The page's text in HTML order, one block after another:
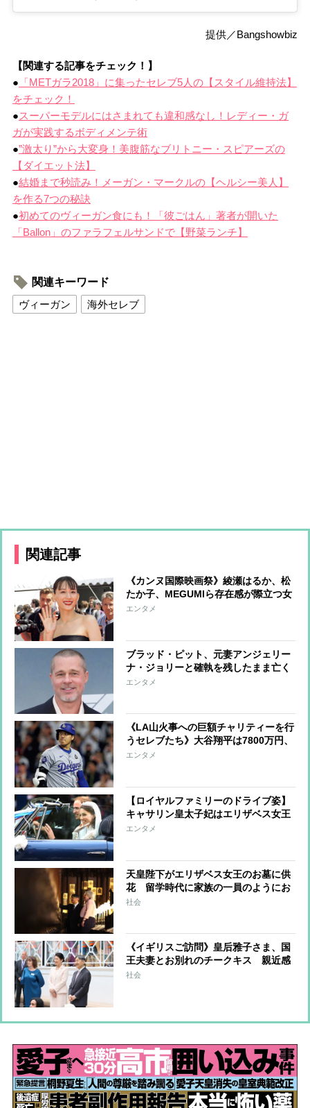
提供／Bangshowbiz
【関連する記事をチェック！】
● 「METガラ2018」に集ったセレブ5人の【スタイル維持法】
をチェック！
●スーパーモデルにはさまれても違和感なし！レディー・ガ
ガが実践するボディメンテ術
●”激太り”から大変身！美腹筋なブリトニー・スピアーズの
【ダイエット法】
●結婚まで秒読み！メーガン・マークルの【ヘルシー美人】
を作る7つの秘訣
●初めてのヴィーガン食にも！「彼ごはん」著者が開いた
「Ballon」のファラフェルサンドで【野菜ランチ】
関連キーワード
ヴィーガン
海外セレブ
関連記事
《カンヌ国際映画祭》綾瀬はるか、松
たか子、MEGUMIら存在感が際立つ女
優たちのファッションをチェック
エンタメ
ブラッド・ピット、元妻アンジェリー
ナ・ジョリーと確執を残したまま亡く
なった母への思い「母には悪意など微
エンタメ
《LA山火事への巨額チャリティーを行
うセレブたち》大谷翔平は7800万円、
ビヨンセは3億9000万円寄付、レディ
エンタメ
【ロイヤルファミリーのドライブ姿】
キャサリン皇太子妃はエリザベス女王
とも縁のあるレンジローバーを運転、
エンタメ
天皇陛下がエリザベス女王のお墓に供
花 留学時代に家族の一員のようにお
茶会やバーベキュー、英王室と天皇家
社会
《イギリスご訪問》皇后雅子さま、国
王夫妻とお別れのチークキス 親近感
あふれるペールピンクのセットアップ
社会